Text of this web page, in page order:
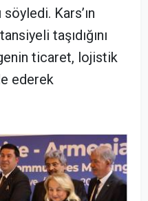
Kars’ın
taşıdığını
ticaret, lojistik
ederek